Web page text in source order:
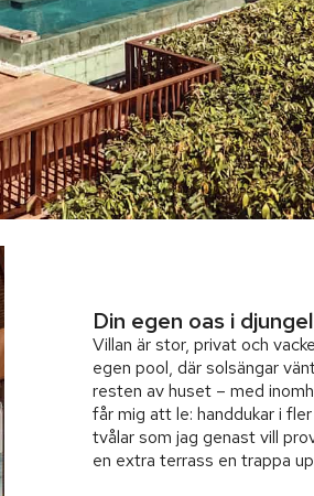
Din egen oas i
Villan är stor, privat och
egen pool, där solsängar
resten av huset – med
får mig att le: handdukar i
tvålar som jag genast vill
en extra terrass en trappa